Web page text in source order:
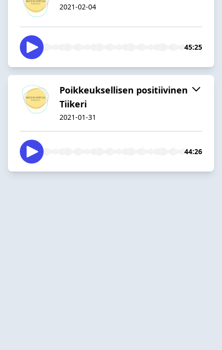
2021-02-04
45:25
Poikkeuksellisen positiivinen
Tiikeri
2021-01-31
44:26